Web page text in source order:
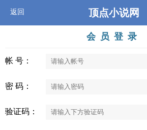
返回 顶点小说网
会员登录
帐 号：
密 码：
验证码：